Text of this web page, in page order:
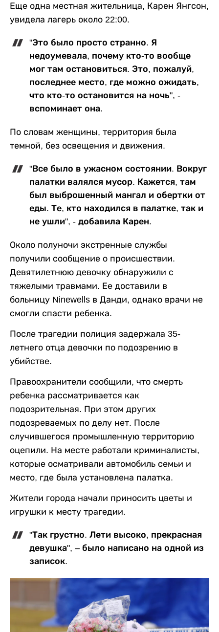
Еще одна местная жительница, Карен Янгсон,
увидела лагерь около 22:00.
"Это было просто странно. Я
недоумевала, почему кто-то вообще
мог там остановиться. Это, пожалуй,
последнее место, где можно ожидать,
что кто-то остановится на ночь", -
вспоминает она.
По словам женщины, территория была
темной, без освещения и движения.
"Все было в ужасном состоянии. Вокруг
палатки валялся мусор. Кажется, там
был выброшенный мангал и обертки от
еды. Те, кто находился в палатке, так и
не ушли", - добавила Карен.
Около полуночи экстренные службы
получили сообщение о происшествии.
Девятилетнюю девочку обнаружили с
тяжелыми травмами. Ее доставили в
больницу Ninewells в Данди, однако врачи не
смогли спасти ребенка.
После трагедии полиция задержала 35-
летнего отца девочки по подозрению в
убийстве.
Правоохранители сообщили, что смерть
ребенка рассматривается как
подозрительная. При этом других
подозреваемых по делу нет. После
случившегося промышленную территорию
оцепили. На месте работали криминалисты,
которые осматривали автомобиль семьи и
место, где была установлена палатка.
Жители города начали приносить цветы и
игрушки к месту трагедии.
"Так грустно. Лети высоко, прекрасная
девушка", – было написано на одной из
записок.